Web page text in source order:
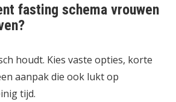
fasting schema vrouwen
houdt. Kies vaste opties, korte
aanpak die ook lukt op
tijd.